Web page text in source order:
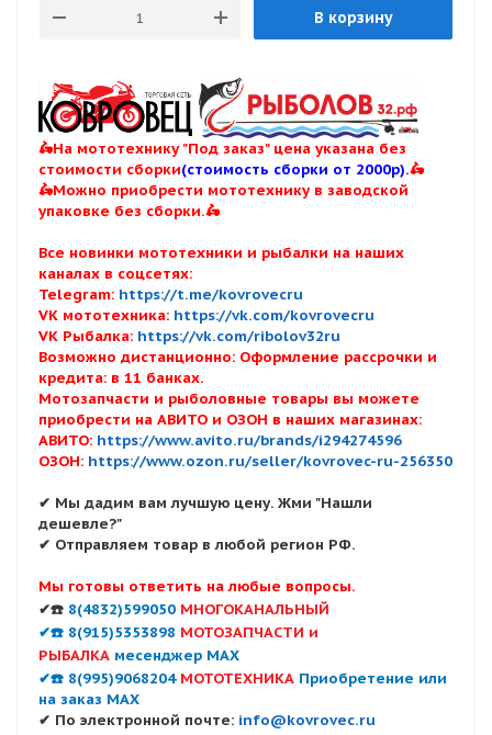
В корзину
🛵На мототехнику "Под заказ" цена указана без
стоимости сборки(стоимость сборки от 2000р).🛵
🛵Можно приобрести мототехнику в заводской
упаковке без сборки.🛵
Все новинки мототехники и рыбалки на наших
каналах в соцсетях:
Telegram: https://t.me/kovrovecru
VK мототехника: https://vk.com/kovrovecru
VK Рыбалка: https://vk.com/ribolov32ru
Возможно дистанционно: Оформление рассрочки и
кредита: в 11 банках.
Мотозапчасти и рыболовные товары вы можете
приобрести на АВИТО и ОЗОН в наших магазинах:
АВИТО: https://www.avito.ru/brands/i294274596
ОЗОН: https://www.ozon.ru/seller/kovrovec-ru-256350
✔ Мы дадим вам лучшую цену. Жми "Нашли
дешевле?"
✔ Отправляем товар в любой регион РФ.
Мы готовы ответить на любые вопросы.
✔☎️ 8(4832)599050 МНОГОКАНАЛЬНЫЙ
✔☎️ 8(915)5353898 МОТОЗАПЧАСТИ и
РЫБАЛКА месенджер MAX
✔☎️ 8(995)9068204 МОТОТЕХНИКА Приобретение или
на заказ MAX
✔ По электронной почте: info@kovrovec.ru